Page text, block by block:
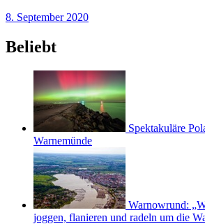
8. September 2020
Beliebt
Spektakuläre
Warnemünde
Warnowrund:
joggen, flanieren und radeln um die